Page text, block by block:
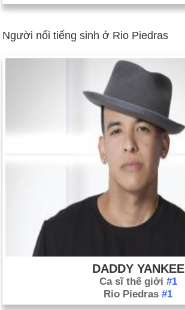
Người nổi tiếng sinh ở Rio Piedras
DADDY YANKEE
Ca sĩ thế giới #1
Rio Piedras #1